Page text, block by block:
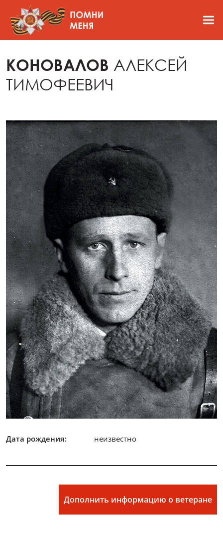
КОНОВАЛОВ АЛЕКСЕЙ
ТИМОФЕЕВИЧ
Дата рождения: неизвестно
Дополнить информацию о ветеране